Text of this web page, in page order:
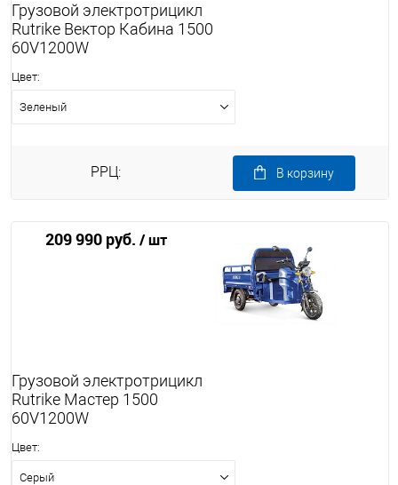
Грузовой электротрицикл
Rutrike Вектор Кабина 1500
60V1200W
Цвет:
Зеленый
РРЦ:
209 990 руб. / шт
В корзину
Грузовой электротрицикл
Rutrike Мастер 1500
60V1200W
Цвет:
Серый